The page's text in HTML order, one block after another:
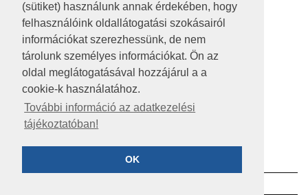
(sütiket) használunk annak érdekében, hogy
felhasználóink oldallátogatási szokásairól
információkat szerezhessünk, de nem
tárolunk személyes információkat. Ön az
oldal meglátogatásával hozzájárul a a
cookie-k használatához.
További információ az adatkezelési
tájékoztatóban!
OK
A HONLAP 2017.03.31-I ÁLLAPOTA
JOGI NYILATKOZAT
IMPRESSZUM
KÖZÉRDEKŰ ADATOK